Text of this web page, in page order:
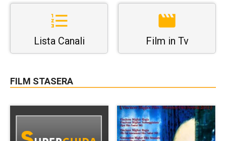
Lista Canali Film in Tv
FILM STASERA